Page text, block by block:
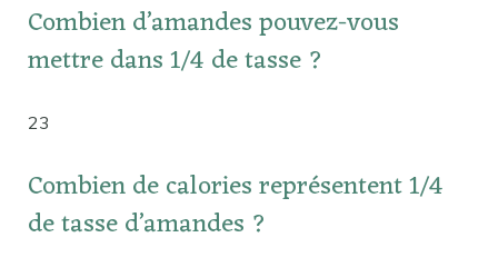
Combien d’amandes pouvez-vous
mettre dans 1/4 de tasse ?
23
Combien de calories représentent 1/4
de tasse d’amandes ?